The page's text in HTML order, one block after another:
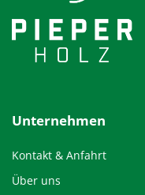
Unternehmen
Kontakt & Anfahrt
Über uns